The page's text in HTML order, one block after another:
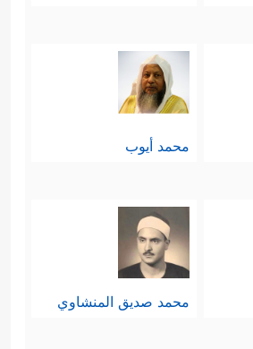
محمد أيوب
محمد صديق المنشاوي